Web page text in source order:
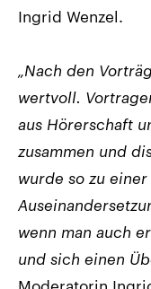
Ingrid Wenzel.
„Nach den
wertvoll.
aus Hörerschaft
zusammen und
wurde so zu
wenn man auch
und sich einen